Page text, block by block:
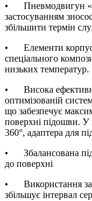
•
Пневмодвигун
застосуванням
збільшити термін
•
Елементи
спеціального
низьких температур.
•
Висока
оптимізованій
що забезпечує
поверхні підошви. У
360°, адаптера для
•
Збалансована
до поверхні
•
Використання
збільшує інтервал